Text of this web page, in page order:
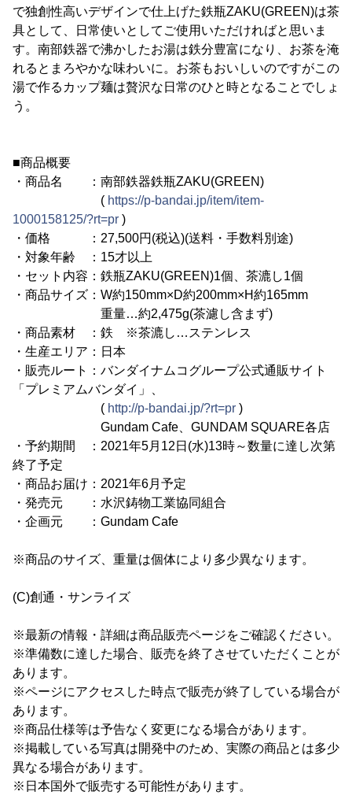
で独創性高いデザインで仕上げた鉄瓶ZAKU(GREEN)は茶
具として、日常使いとしてご使用いただければと思いま
す。南部鉄器で沸かしたお湯は鉄分豊富になり、お茶を淹
れるとまろやかな味わいに。お茶もおいしいのですがこの
湯で作るカップ麺は贅沢な日常のひと時となることでしょ
う。
■商品概要
・商品名 ：南部鉄器鉄瓶ZAKU(GREEN)
( https://p-bandai.jp/item/item-
1000158125/?rt=pr )
・価格 ：27,500円(税込)(送料・手数料別途)
・対象年齢 ：15才以上
・セット内容：鉄瓶ZAKU(GREEN)1個、茶漉し1個
・商品サイズ：W約150mm×D約200mm×H約165mm
重量…約2,475g(茶濾し含まず)
・商品素材 ：鉄 ※茶漉し…ステンレス
・生産エリア：日本
・販売ルート：バンダイナムコグループ公式通販サイト
「プレミアムバンダイ」、
( http://p-bandai.jp/?rt=pr )
Gundam Cafe、GUNDAM SQUARE各店
・予約期間 ：2021年5月12日(水)13時～数量に達し次第
終了予定
・商品お届け：2021年6月予定
・発売元 ：水沢鋳物工業協同組合
・企画元 ：Gundam Cafe
※商品のサイズ、重量は個体により多少異なります。
(C)創通・サンライズ
※最新の情報・詳細は商品販売ページをご確認ください。
※準備数に達した場合、販売を終了させていただくことが
あります。
※ページにアクセスした時点で販売が終了している場合が
あります。
※商品仕様等は予告なく変更になる場合があります。
※掲載している写真は開発中のため、実際の商品とは多少
異なる場合があります。
※日本国外で販売する可能性があります。